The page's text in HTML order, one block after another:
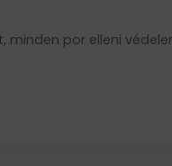
por elleni